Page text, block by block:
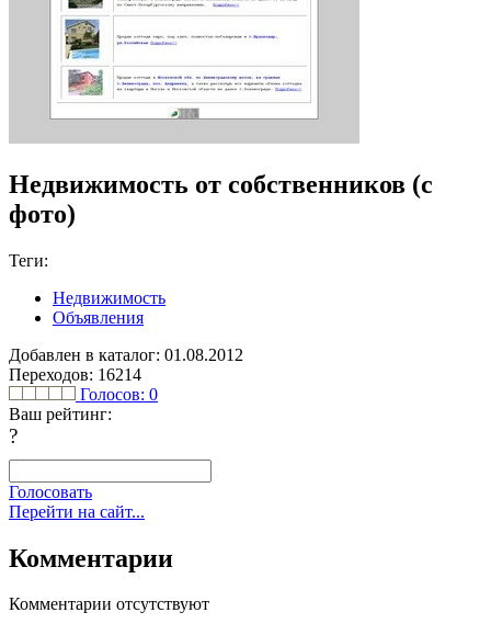
Недвижимость от собственников (с
фото)
Теги:
Недвижимость
Объявления
Добавлен в каталог: 01.08.2012
Переходов: 16214
Голосов: 0
Ваш рейтинг:
?
Голосовать
Перейти на сайт...
Комментарии
Комментарии отсутствуют